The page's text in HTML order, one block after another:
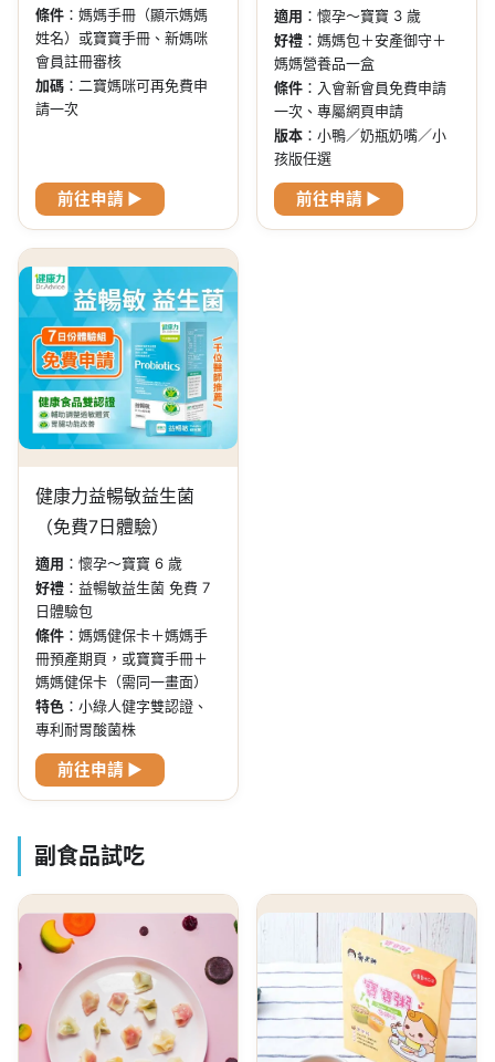
條件 ：媽媽手冊（顯示媽媽
姓名）或寶寶手冊、新媽咪
會員註冊審核
加碼 ：二寶媽咪可再免費申
請一次
前往申請 ▶
適用 ：懷孕～寶寶 3 歲
好禮 ：媽媽包＋安產御守＋
媽媽營養品一盒
條件 ：入會新會員免費申請
一次、專屬網頁申請
版本 ：小鴨／奶瓶奶嘴／小
孩版任選
前往申請 ▶
健康力益暢敏益生菌
（免費7日體驗）
適用 ：懷孕～寶寶 6 歲
好禮 ：益暢敏益生菌 免費 7
日體驗包
條件 ：媽媽健保卡＋媽媽手
冊預產期頁，或寶寶手冊＋
媽媽健保卡（需同一畫面）
特色 ：小綠人健字雙認證、
專利耐胃酸菌株
前往申請 ▶
副食品試吃